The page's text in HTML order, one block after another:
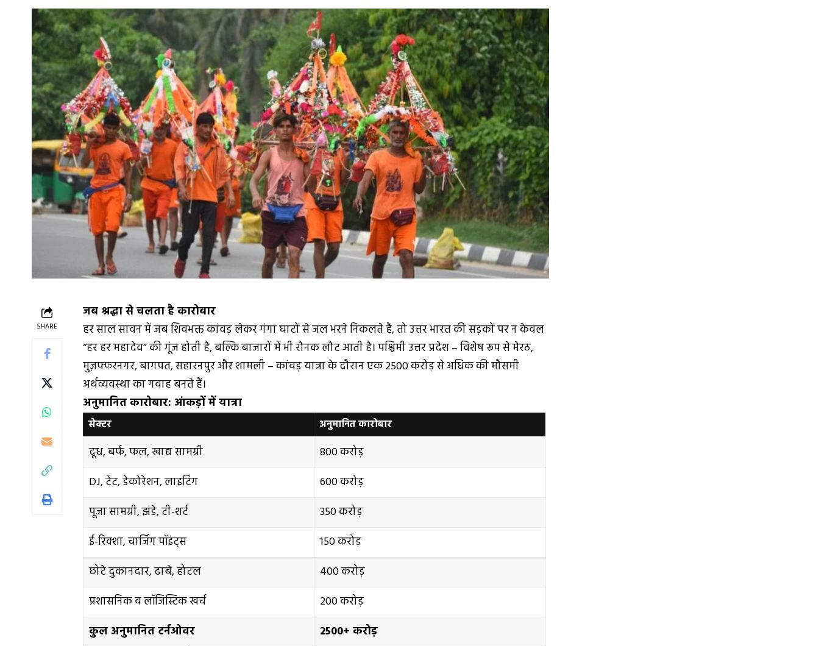
SHARE
जब श्रद्धा से चलता है कारोबार
हर साल सावन में जब शिवभक्त कांवड़ लेकर गंगा घाटों से जल भरने निकलते हैं, तो उत्तर भारत की सड़कों पर न केवल
“हर हर महादेव” की गूंज होती है, बल्कि बाजारों में भी रौनक लौट आती है। पश्चिमी उत्तर प्रदेश – विशेष रूप से मेरठ,
मुज़फ्फरनगर, बागपत, सहारनपुर और शामली – कांवड़ यात्रा के दौरान एक ₹2500 करोड़ से अधिक की मौसमी
अर्थव्यवस्था का गवाह बनते हैं।
अनुमानित कारोबार: आंकड़ों में यात्रा
सेक्टर अनुमानित कारोबार
दूध, बर्फ, फल, खाद्य सामग्री
₹800 करोड़
DJ, टेंट, डेकोरेशन, लाइटिंग
₹600 करोड़
पूजा सामग्री, झंडे, टी-शर्ट
₹350 करोड़
ई-रिक्शा, चार्जिंग पॉइंट्स
₹150 करोड़
छोटे दुकानदार, ढाबे, होटल
₹400 करोड़
प्रशासनिक व लॉजिस्टिक खर्च
₹200 करोड़
कुल अनुमानित टर्नओवर
₹2500+ करोड़